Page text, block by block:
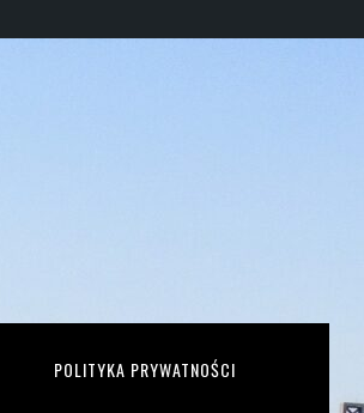
POLITYKA PRYWATNOŚCI